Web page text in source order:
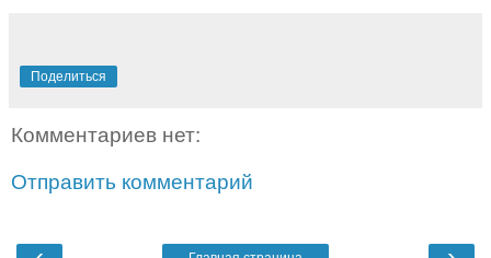
Поделиться
Комментариев нет:
Отправить комментарий